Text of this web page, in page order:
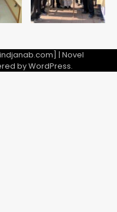
| Novel
byWordPress.